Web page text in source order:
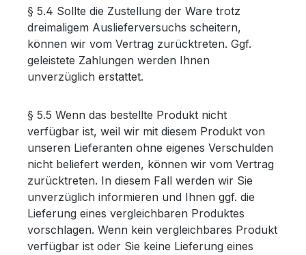
§ 5.4 Sollte die Zustellung der Ware trotz
dreimaligem Auslieferversuchs scheitern,
können wir vom Vertrag zurücktreten. Ggf.
geleistete Zahlungen werden Ihnen
unverzüglich erstattet.
§ 5.5 Wenn das bestellte Produkt nicht
verfügbar ist, weil wir mit diesem Produkt von
unseren Lieferanten ohne eigenes Verschulden
nicht beliefert werden, können wir vom Vertrag
zurücktreten. In diesem Fall werden wir Sie
unverzüglich informieren und Ihnen ggf. die
Lieferung eines vergleichbaren Produktes
vorschlagen. Wenn kein vergleichbares Produkt
verfügbar ist oder Sie keine Lieferung eines